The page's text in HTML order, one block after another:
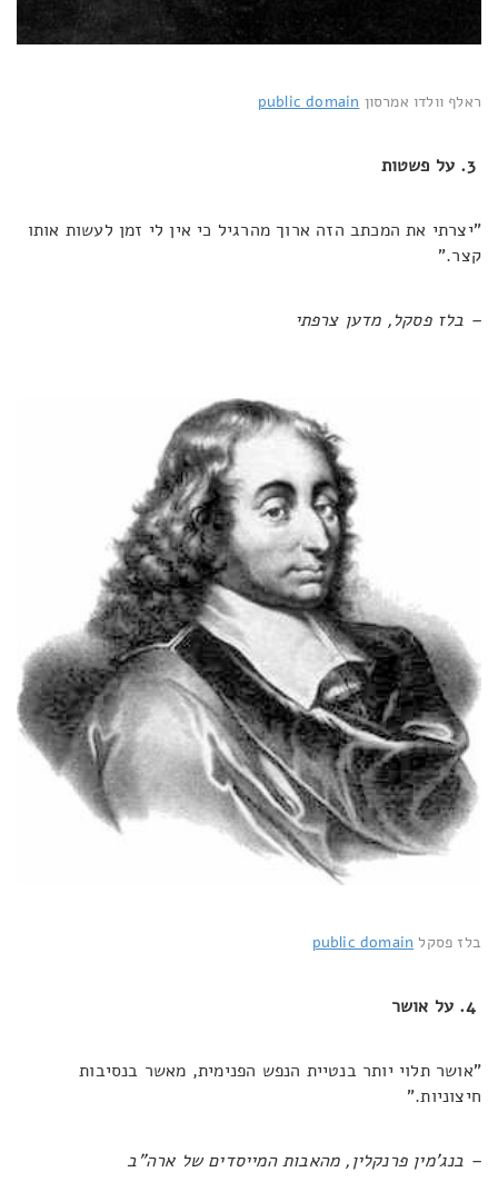
ראלף וולדו אמרסון public domain
3. על פשטות
"יצרתי את המכתב הזה ארוך מהרגיל כי אין לי זמן לעשות אותו
קצר."
– בלז פסקל, מדען צרפתי
בלז פסקל public domain
4. על אושר
"אושר תלוי יותר בנטיית הנפש הפנימית, מאשר בנסיבות
חיצוניות."
– בנג'מין פרנקלין, מהאבות המייסדים של ארה"ב